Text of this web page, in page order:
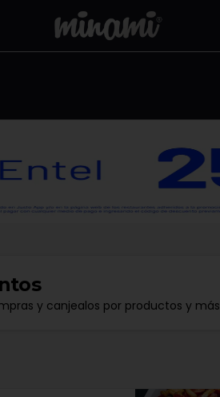
y canjealos por productos y más